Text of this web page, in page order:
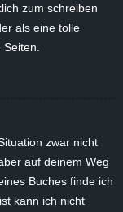
zum schreiben
als eine tolle
zwar nicht
auf deinem Weg
Buches finde ich
kann ich nicht